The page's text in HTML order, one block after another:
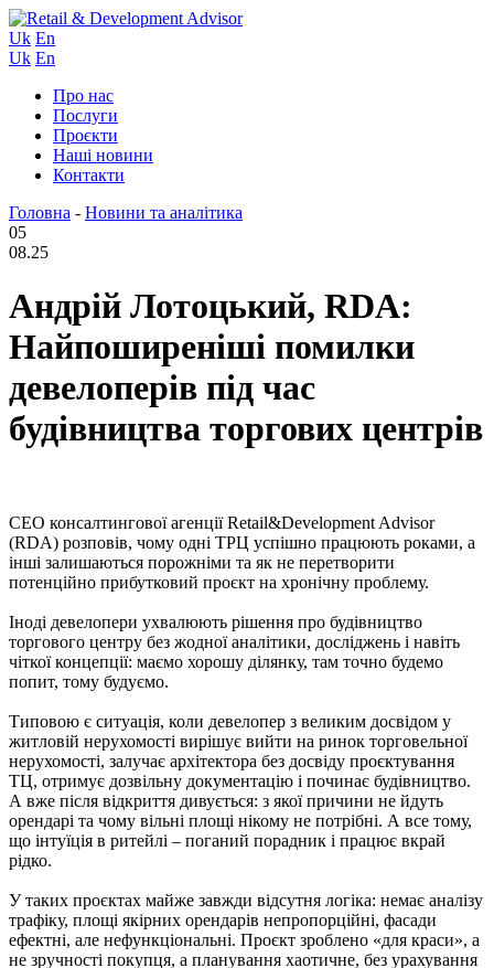
Uk En
Uk En
Про нас
Послуги
Проєкти
Наші новини
Контакти
Головна - Новини та аналітика
05
08.25
Андрій Лотоцький, RDA:
Найпоширеніші помилки
девелоперів під час
будівництва торгових центрів
СЕО консалтингової агенції Retail&Development Advisor
(RDA) розповів, чому одні ТРЦ успішно працюють роками, а
інші залишаються порожніми та як не перетворити
потенційно прибутковий проєкт на хронічну проблему.
Іноді девелопери ухвалюють рішення про будівництво
торгового центру без жодної аналітики, досліджень і навіть
чіткої концепції: маємо хорошу ділянку, там точно будемо
попит, тому будуємо.
Типовою є ситуація, коли девелопер з великим досвідом у
житловій нерухомості вирішує вийти на ринок торговельної
нерухомості, залучає архітектора без досвіду проєктування
ТЦ, отримує дозвільну документацію і починає будівництво.
А вже після відкриття дивується: з якої причини не йдуть
орендарі та чому вільні площі нікому не потрібні. А все тому,
що інтуїція в ритейлі – поганий порадник і працює вкрай
рідко.
У таких проєктах майже завжди відсутня логіка: немає аналізу
трафіку, площі якірних орендарів непропорційні, фасади
ефектні, але нефункціональні. Проєкт зроблено «для краси», а
не зручності покупця, а планування хаотичне, без урахування